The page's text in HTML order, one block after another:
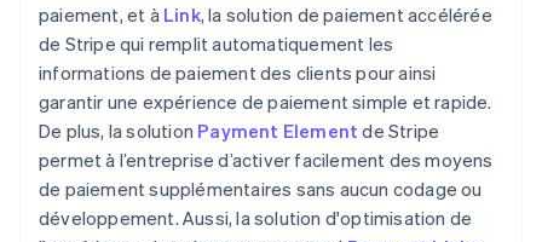
paiement, et à Link, la solution de paiement accélérée
de Stripe qui remplit automatiquement les
informations de paiement des clients pour ainsi
garantir une expérience de paiement simple et rapide.
De plus, la solution Payment Element de Stripe
permet à l’entreprise d’activer facilement des moyens
de paiement supplémentaires sans aucun codage ou
développement. Aussi, la solution d'optimisation de